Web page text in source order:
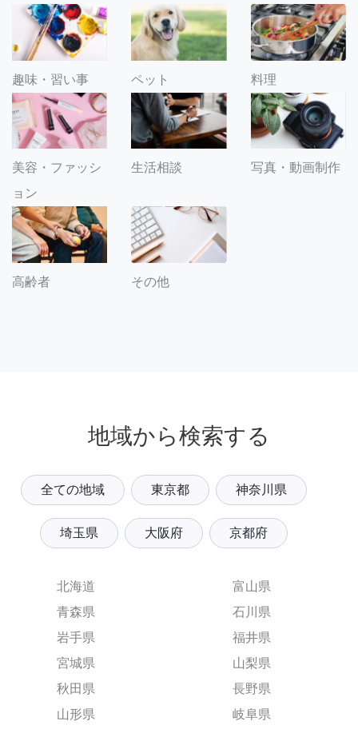
趣味・習い事 ペット 料理
美容・ファッシ
ョン
生活相談 写真・動画制作
高齢者 その他
地域から検索する
全ての地域 東京都 神奈川県
埼玉県 大阪府 京都府
北海道
青森県
岩手県
宮城県
秋田県
山形県
富山県
石川県
福井県
山梨県
長野県
岐阜県